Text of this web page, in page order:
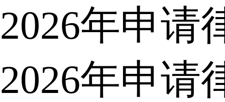
2026年申请
2026年申请